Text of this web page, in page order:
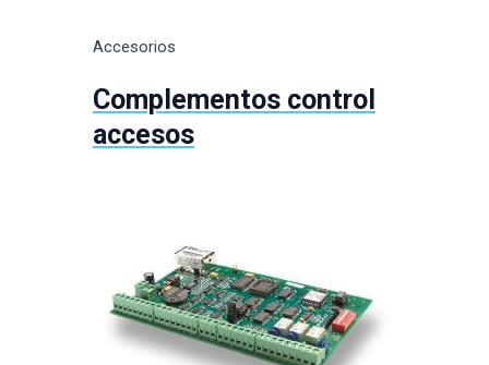
Accesorios
Complementos control
accesos